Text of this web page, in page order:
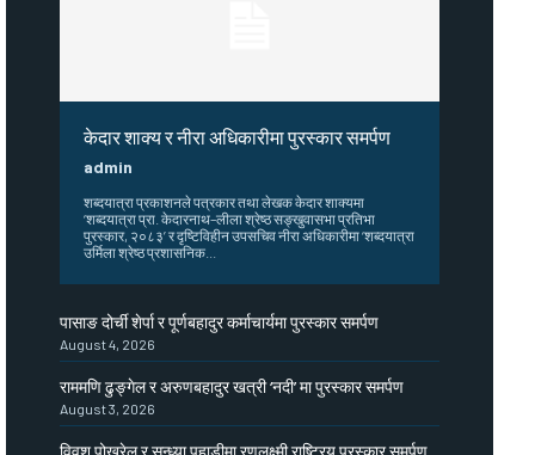
केदार शाक्य र नीरा अधिकारीमा पुरस्कार समर्पण
admin
शब्दयात्रा प्रकाशनले पत्रकार तथा लेखक केदार शाक्यमा
‘शब्दयात्रा प्रा. केदारनाथ–लीला श्रेष्ठ सङ्खुवासभा प्रतिभा
पुरस्कार, २०८३’ र दृष्टिविहीन उपसचिव नीरा अधिकारीमा ‘शब्दयात्रा
उर्मिला श्रेष्ठ प्रशासनिक...
पासाङ दोर्ची शेर्पा र पूर्णबहादुर कर्माचार्यमा पुरस्कार समर्पण
August 4, 2026
राममणि ढुङ्गेल र अरुणबहादुर खत्री ‘नदी’ मा पुरस्कार समर्पण
August 3, 2026
विवश पोखरेल र सन्ध्या पहाडीमा रणलक्ष्मी राष्ट्रिय पुरस्कार समर्पण